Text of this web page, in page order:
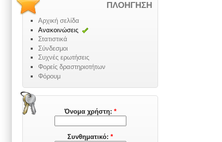
ΠΛΟΉΓΗΣΗ
Αρχική σελίδα
Ανακοινώσεις
Στατιστικά
Σύνδεσμοι
Συχνές ερωτήσεις
Φορείς δραστηριοτήτων
Φόρουμ
Όνομα χρήστη: *
Συνθηματικό: *